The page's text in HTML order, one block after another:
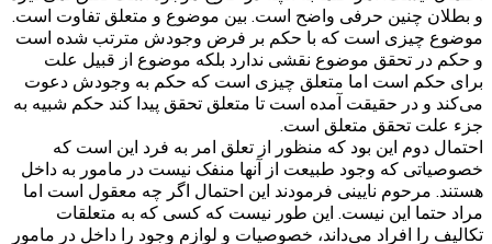
و بطلان چنین حرفی واضح است. بین موضوع و متعلق تفاوت است.
موضوع چیزی است که با حکم بر فرض وجودش مترتب شده است
و حکم در تحقق موضوع نقشی ندارد بلکه موضوع از قبیل علت
برای حکم است اما متعلق چیزی است که حکم به وجودش دعوت
می‌کند و در حقیقت آمده است تا متعلق تحقق پیدا کند حکم شبیه به
جزء علت تحقق متعلق است.
احتمال دوم این بود که منظور از تعلق امر به فرد این است که
خصوصیاتی که وجود طبیعت از آنها منفک نیست در مامور به داخل
هستند. مرحوم نایینی فرمودند این احتمال اگر چه معقول است اما
مراد حتما این نیست. این طور نیست که کسی که به متعلقات
تکالیف را افراد می‌داند، خصوصیات و لوازم وجود را داخل در مامور